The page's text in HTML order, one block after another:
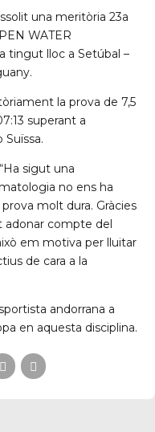
una meritòria 23a
WATER
tingut lloc a Setúbal –
la prova de 7,5
superant a
sigut una
no ens ha
molt dura. Gràcies
adonar compte del
em motiva per lluitar
de cara a la
andorrana a
en aquesta disciplina.